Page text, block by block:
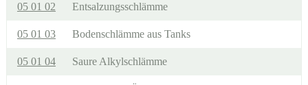
05 01 02 Entsalzungsschlämme
05 01 03 Bodenschlämme aus Tanks
05 01 04 Saure Alkylschlämme